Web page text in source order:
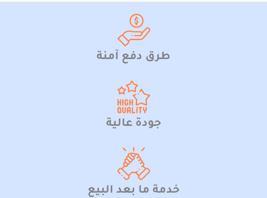
طرق دفع آمنة
جودة عالية
خدمة ما بعد البيع